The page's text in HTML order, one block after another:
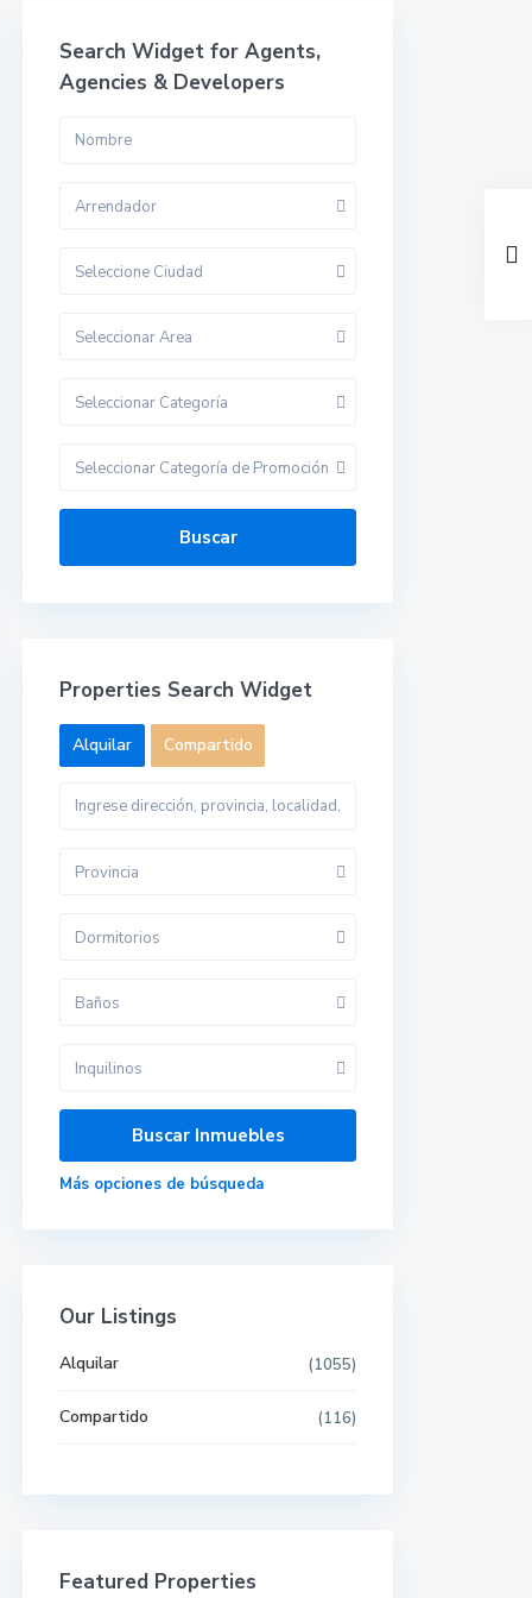
Search Widget for Agents,
Agencies & Developers
Arrendador
Seleccione Ciudad
Seleccionar Area
Seleccionar Categoría
Seleccionar Categoría de Promoción
Buscar
Properties Search Widget
Alquilar Compartido
Provincia
Dormitorios
Baños
Inquilinos
Más opciones de búsqueda
Our Listings
Alquilar (1055)
Compartido (116)
Featured Properties